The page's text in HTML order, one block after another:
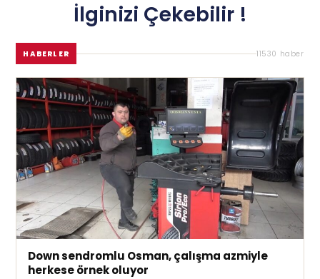
İlginizi Çekebilir !
HABERLER 11530 haber
Down sendromlu Osman, çalışma azmiyle
herkese örnek oluyor